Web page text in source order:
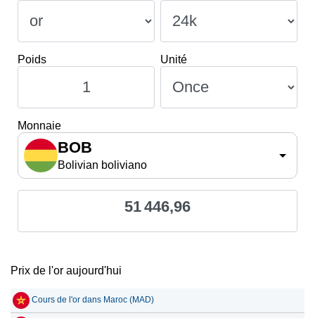
Poids Unité
Monnaie
BOB
Bolivian boliviano
51 446,96
Prix de l'or aujourd'hui
Cours de l'or dans Maroc (MAD)